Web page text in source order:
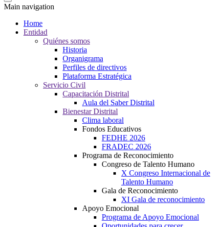
Main navigation
Home
Entidad
Quiénes somos
Historia
Organigrama
Perfiles de directivos
Plataforma Estratégica
Servicio Civil
Capacitación Distrital
Aula del Saber Distrital
Bienestar Distrital
Clima laboral
Fondos Educativos
FEDHE 2026
FRADEC 2026
Programa de Reconocimiento
Congreso de Talento Humano
X Congreso Internacional de
Talento Humano
Gala de Reconocimiento
XI Gala de reconocimiento
Apoyo Emocional
Programa de Apoyo Emocional